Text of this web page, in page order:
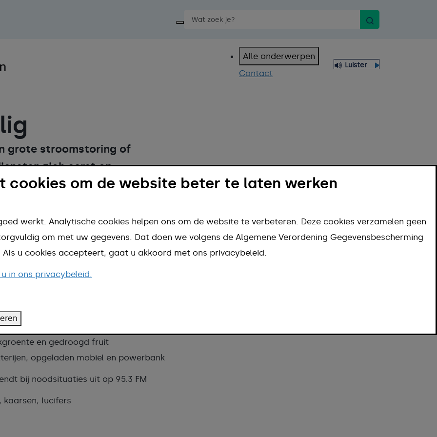
Zoeken
Alle onderwerpen
Contact
Luister
grote stroomstoring of
zich eerst op
daarom dat je zelf minstens 72
je buren, familie en anderen die
(voor 72 uur)
en gedroogd fruit
opgeladen mobiel en powerbank
bij noodsituaties uit op 95.3 FM
lucifers
cookies om de website beter te laten werken
werkt. Analytische cookies helpen ons om de website te verbeteren. Deze cookies verzamelen geen
om met uw gegevens. Dat doen we volgens de Algemene Verordening Gegevensbescherming
u cookies accepteert, gaat u akkoord met ons privacybeleid.
in ons privacybeleid.